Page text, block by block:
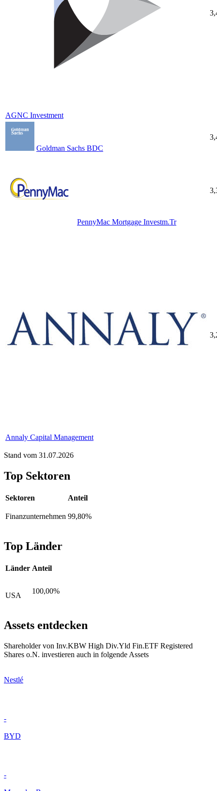
AGNC Investment
Goldman Sachs BDC
PennyMac Mortgage Investm.Tr
Annaly Capital Management
Stand vom 31.07.2026
Top Sektoren
Sektoren Anteil
Finanzunternehmen 99,80%
Top Länder
Länder Anteil
USA
100,00%
Assets entdecken
Shareholder von Inv.KBW High Div.Yld Fin.ETF Registered
Shares o.N. investieren auch in folgende Assets
Nestlé
-
BYD
-